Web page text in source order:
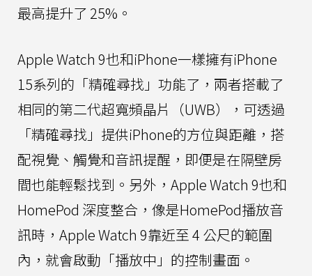
最高提升了 25%。
Apple Watch 9也和iPhone一樣擁有iPhone
15系列的「精確尋找」功能了，兩者搭載了
相同的第二代超寬頻晶片（UWB），可透過
「精確尋找」提供iPhone的方位與距離，搭
配視覺、觸覺和音訊提醒，即便是在隔壁房
間也能輕鬆找到。另外，Apple Watch 9也和
HomePod 深度整合，像是HomePod播放音
訊時，Apple Watch 9靠近至 4 公尺的範圍
內，就會啟動「播放中」的控制畫面。